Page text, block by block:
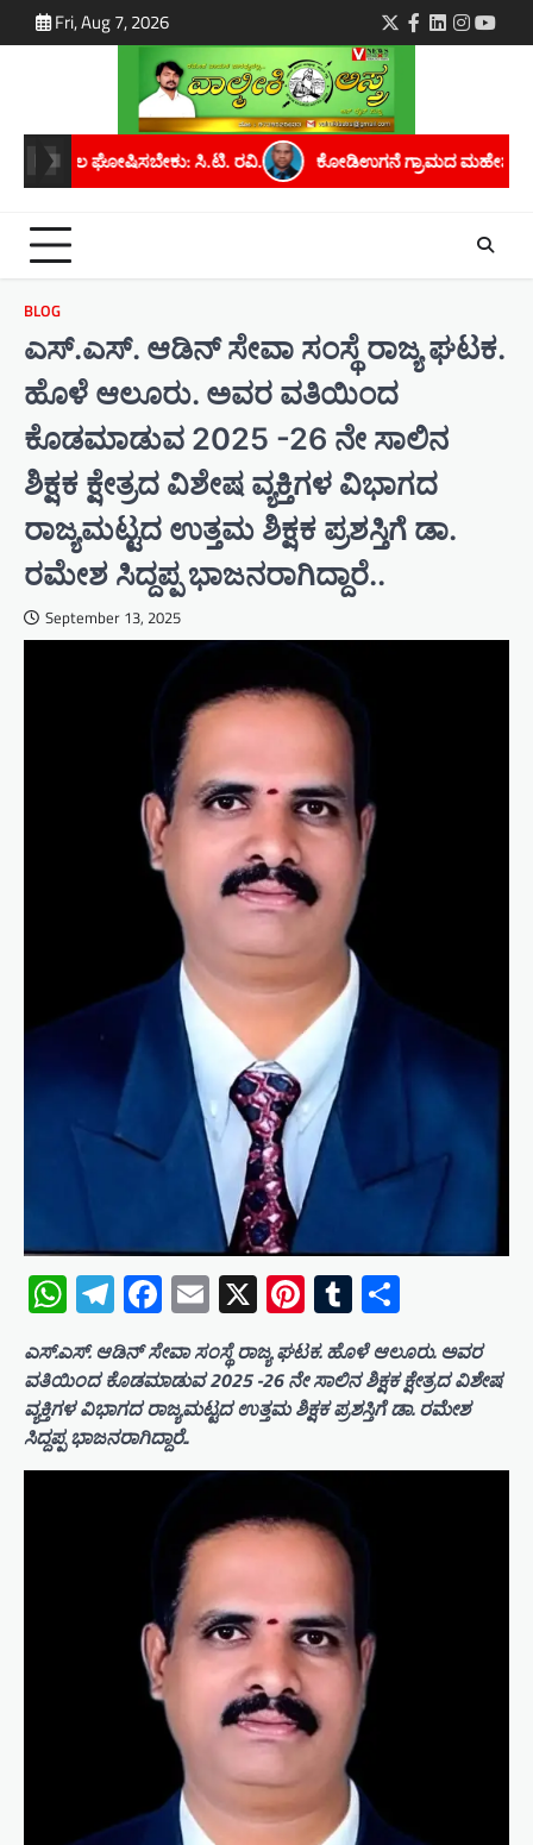
to
Fri, Aug 7, 2026 Twitter
Facebook
LinkedIn
ಕೋಡಿಉಗನೆ ಗ್ರಾಮದ ಮಹೇಶ್ ಕೆ. ಅವರಿಗೆ ಮೈಸೂರು
BLOG
ಎಸ್.ಎಸ್. ಆಡಿನ್ ಸೇವಾ ಸಂಸ್ಥೆ ರಾಜ್ಯ ಘಟಕ.
ಹೊಳೆ ಆಲೂರು. ಅವರ ವತಿಯಿಂದ
ಕೊಡಮಾಡುವ 2025 -26 ನೇ ಸಾಲಿನ
ಶಿಕ್ಷಕ ಕ್ಷೇತ್ರದ ವಿಶೇಷ ವ್ಯಕ್ತಿಗಳ ವಿಭಾಗದ
ರಾಜ್ಯಮಟ್ಟದ ಉತ್ತಮ ಶಿಕ್ಷಕ ಪ್ರಶಸ್ತಿಗೆ ಡಾ.
ರಮೇಶ ಸಿದ್ದಪ್ಪ ಭಾಜನರಾಗಿದ್ದಾರೆ..
September 13, 2025
WhatsApp
Telegram
Facebook
Email
X Pinterest
Tumblr
ಎಸ್.ಎಸ್. ಆಡಿನ್ ಸೇವಾ ಸಂಸ್ಥೆ ರಾಜ್ಯ ಘಟಕ. ಹೊಳೆ ಆಲೂರು. ಅವರ
ವತಿಯಿಂದ ಕೊಡಮಾಡುವ 2025 -26 ನೇ ಸಾಲಿನ ಶಿಕ್ಷಕ ಕ್ಷೇತ್ರದ ವಿಶೇಷ
ವ್ಯಕ್ತಿಗಳ ವಿಭಾಗದ ರಾಜ್ಯಮಟ್ಟದ ಉತ್ತಮ ಶಿಕ್ಷಕ ಪ್ರಶಸ್ತಿಗೆ ಡಾ. ರಮೇಶ
ಸಿದ್ದಪ್ಪ ಭಾಜನರಾಗಿದ್ದಾರೆ..